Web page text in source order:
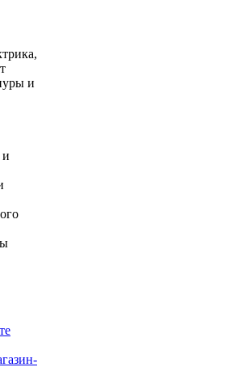
и
и